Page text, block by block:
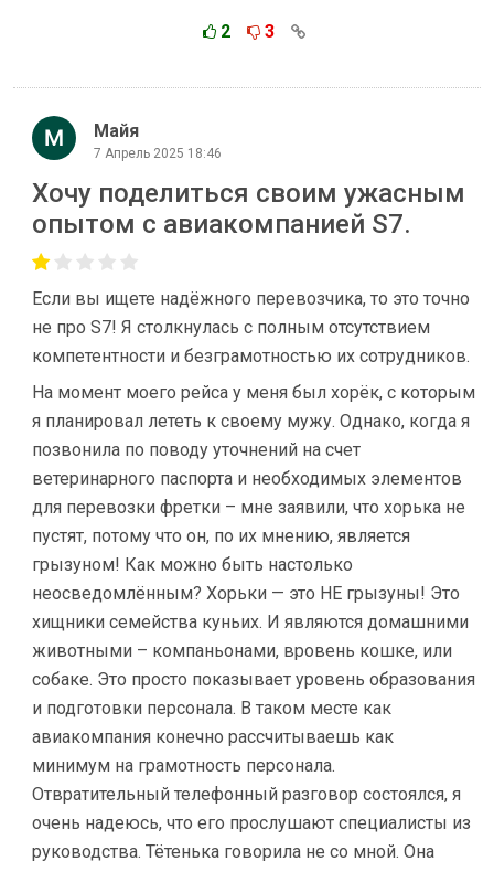
2 3
Майя
7 Апрель 2025 18:46
Хочу поделиться своим ужасным
опытом с авиакомпанией S7.
Если вы ищете надёжного перевозчика, то это точно
не про S7! Я столкнулась с полным отсутствием
компетентности и безграмотностью их сотрудников.
На момент моего рейса у меня был хорёк, с которым
я планировал лететь к своему мужу. Однако, когда я
позвонила по поводу уточнений на счет
ветеринарного паспорта и необходимых элементов
для перевозки фретки – мне заявили, что хорька не
пустят, потому что он, по их мнению, является
грызуном! Как можно быть настолько
неосведомлённым? Хорьки — это НЕ грызуны! Это
хищники семейства куньих. И являются домашними
животными – компаньонами, вровень кошке, или
собаке. Это просто показывает уровень образования
и подготовки персонала. В таком месте как
авиакомпания конечно рассчитываешь как
минимум на грамотность персонала.
Отвратительный телефонный разговор состоялся, я
очень надеюсь, что его прослушают специалисты из
руководства. Тётенька говорила не со мной. Она